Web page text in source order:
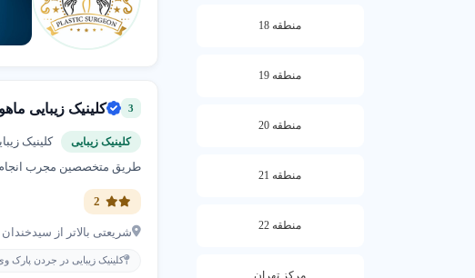
منطقه 18
منطقه 19
منطقه 20
منطقه 21
منطقه 22
3 کلینیک زیبایی
کلینیک زیبایی
کلینیک
طریق متخصصین مجرب
2
شریعتى بالاتر از
کلینیک زیبایی در جردن پارک